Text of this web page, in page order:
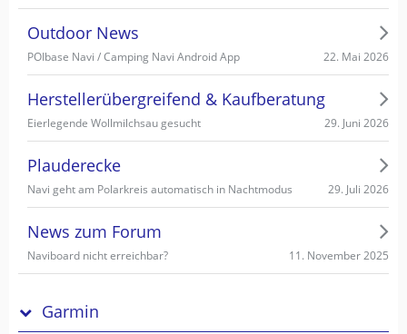
Outdoor News
POIbase Navi / Camping Navi Android App 22. Mai 2026
Herstellerübergreifend & Kaufberatung
Eierlegende Wollmilchsau gesucht 29. Juni 2026
Plauderecke
Navi geht am Polarkreis automatisch in Nachtmodus 29. Juli 2026
News zum Forum
Naviboard nicht erreichbar? 11. November 2025
Garmin